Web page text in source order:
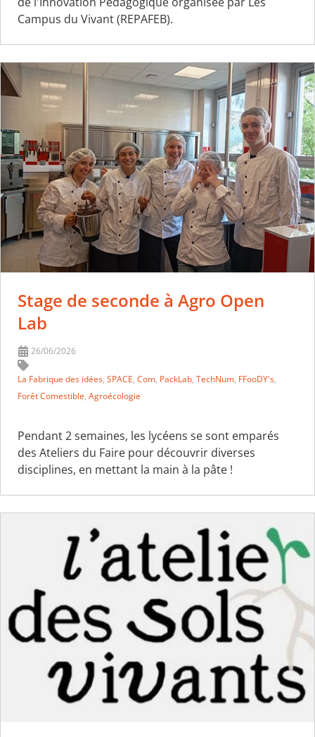
Campus du Vivant (REPAFEB).
Stage de seconde à Agro Open
Lab
26/06/2026
La Fabrique des idées, SPACE, Com, PackLab, TechNum, FFooDY's,
Forêt Comestible, Agroécologie
Pendant 2 semaines, les lycéens se sont emparés
des Ateliers du Faire pour découvrir diverses
disciplines, en mettant la main à la pâte !